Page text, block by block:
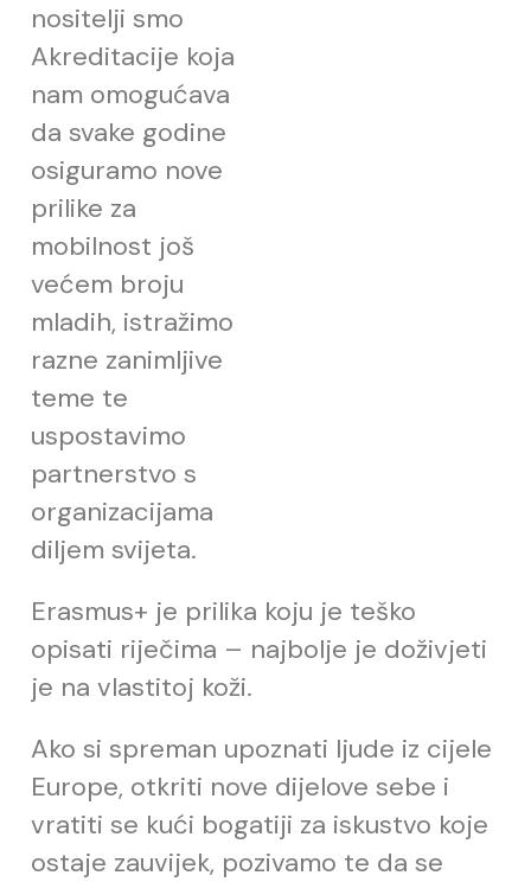
nositelji smo
Akreditacije koja
nam omogućava
da svake godine
osiguramo nove
prilike za
mobilnost još
većem broju
mladih, istražimo
razne zanimljive
teme te
uspostavimo
partnerstvo s
organizacijama
diljem svijeta.
Erasmus+ je prilika koju je teško
opisati riječima – najbolje je doživjeti
je na vlastitoj koži.
Ako si spreman upoznati ljude iz cijele
Europe, otkriti nove dijelove sebe i
vratiti se kući bogatiji za iskustvo koje
ostaje zauvijek, pozivamo te da se